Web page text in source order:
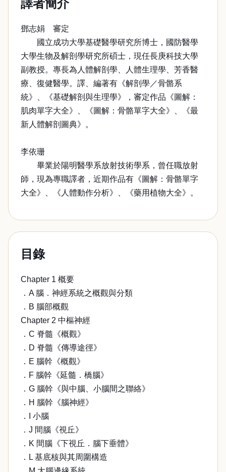
譯者簡介
鄧志娟 審定
國立成功大學基礎醫學研究所博士，國防醫學
大學生物及解剖學研究所碩士，現任長庚科技大學
副教授。專長為人體解剖學、人體生理學、芳香醫
療、復健醫學。譯、編著有《解剖學／骨骼系
統》、《基礎解剖與生理學》，審定作品《圖解：
肌肉單字大全》、《圖解：骨骼單字大全》、《最
新人體解剖圖典》。
李依珊
畢業於陽明醫學系放射技術學系，曾任職放射
師，現為專職譯者，近期作品有《圖解：骨骼單字
大全》、《人體動作分析》、《藥用植物大全》。
目錄
Chapter 1 概要
．A 腦．神經系統之概觀與分類
．B 腦部概觀
Chapter 2 中樞神經
．C 脊髓《概觀》
．D 脊髓《傳導途徑》
．E 腦幹《概觀》
．F 腦幹《延髓．橋腦》
．G 腦幹《與中腦、小腦間之聯絡》
．H 腦幹《腦神經》
．I 小腦
．J 間腦《視丘》
．K 間腦《下視丘．腦下垂體》
．L 基底核與其周圍構造